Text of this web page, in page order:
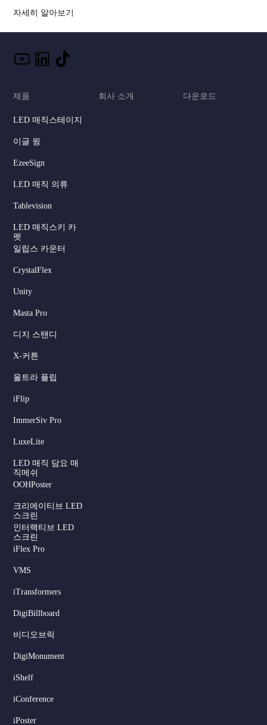
자세히 알아보기
제품
LED 매직스테이지
이글 윙
EzeeSign
LED 매직 의류
Tablevision
LED 매직스키 카
펫
일립스 카운터
CrystalFlex
Unity
Masta Pro
디지 스탠디
X-커튼
울트라 플립
iFlip
ImmerSiv Pro
LuxeLite
LED 매직 담요 매
직메쉬
OOHPoster
크리에이티브 LED
스크린
인터랙티브 LED
스크린
iFlex Pro
VMS
iTransformers
DigiBillboard
비디오브릭
DigiMonument
iShelf
iConference
iPoster
회사 소개 다운로드
Russian
Hindi
Dutch
Serbian